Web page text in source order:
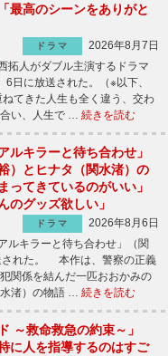
最高のシーンをありがと
ドラマ
2026年8月7日
拓人がダブル主演するドラマ
日に放送された。（※以下、
てきた人生も全く違う、交わ
い、人生で … 続きを読む
ルキラーと待ち合わせ」
）とヒナタ（関水渚）の
ってきているのがいい」
のグッズ欲しい」
ドラマ
2026年8月6日
ルキラーと待ち合わせ」（関
された。 本作は、警察の正義
関係を結んだ一匹おおかみの
渚）の物語 … 続きを読む
～救命救急の約束～」
に人を指導するのはすご